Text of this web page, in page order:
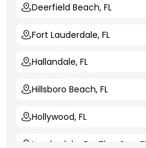
Deerfield Beach, FL
Fort Lauderdale, FL
Hallandale, FL
Hillsboro Beach, FL
Hollywood, FL
Lauderdale-By-The-Sea, FL